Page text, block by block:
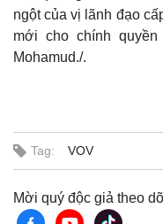
ngột của vị lãnh đạo
mới cho chính
Mohamud./.
Tag: VOV
Mời quý độc giả theo